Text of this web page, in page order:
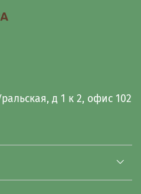
д 1 к 2, офис 102